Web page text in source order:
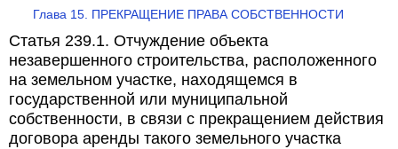
Глава 15. ПРЕКРАЩЕНИЕ ПРАВА СОБСТВЕННОСТИ
Статья 239.1. Отчуждение объекта
незавершенного строительства, расположенного
на земельном участке, находящемся в
государственной или муниципальной
собственности, в связи с прекращением действия
договора аренды такого земельного участка